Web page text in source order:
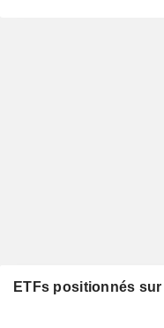
ETFs positionnés